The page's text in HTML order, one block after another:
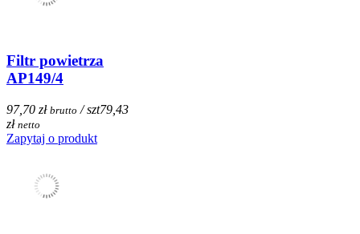
Filtr powietrza
AP149/4
97,70 zł brutto / szt79,43
zł netto
Zapytaj o produkt